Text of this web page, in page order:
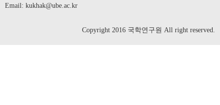
Email: kukhak@ube.ac.kr
Copyright 2016 국학연구원 All right reserved.